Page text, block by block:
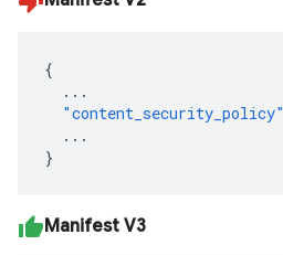
{
...
"content_security_policy"
...
}
Manifest V3